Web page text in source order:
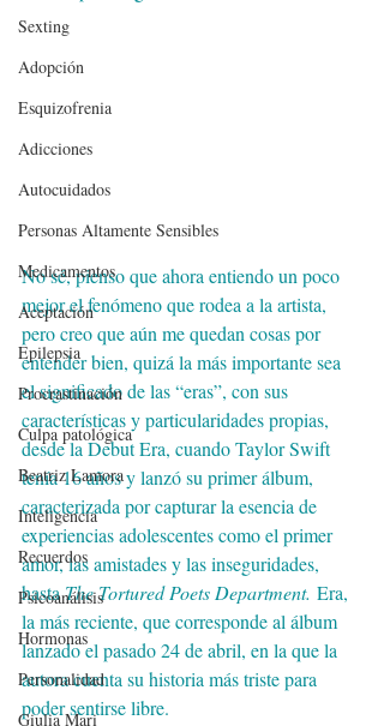
Sexting
Adopción
Esquizofrenia
Adicciones
Autocuidados
Personas Altamente Sensibles
Medicamentos
Aceptación
Epilepsia
Procrastinación
Culpa patológica
Beatriz Lamora
Inteligencia
Recuerdos
Psicoanálisis
Hormonas
Personalidad
Giulia Mari
No sé, pienso que ahora entiendo un poco
mejor el fenómeno que rodea a la artista,
pero creo que aún me quedan cosas por
entender bien, quizá la más importante sea
el significado de las “eras”, con sus
características y particularidades propias,
desde la Debut Era, cuando Taylor Swift
tenía 16 años y lanzó su primer álbum,
caracterizada por capturar la esencia de
experiencias adolescentes como el primer
amor, las amistades y las inseguridades,
hasta The Tortured Poets Department. Era,
la más reciente, que corresponde al álbum
lanzado el pasado 24 de abril, en la que la
autora cuenta su historia más triste para
poder sentirse libre.